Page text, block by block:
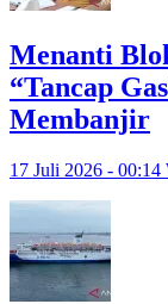
Menanti
“Tancap
Membanjir
17 Juli 2026 -